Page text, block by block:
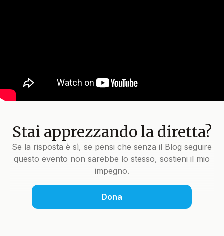
Stai apprezzando la diretta?
Se la risposta è sì, se pensi che senza il Blog seguire
questo evento non sarebbe lo stesso, sostieni il mio
impegno.
Dona